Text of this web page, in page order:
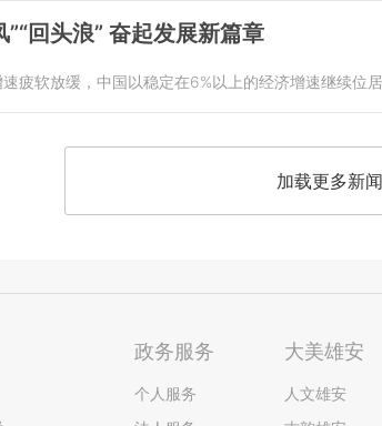
回头浪” 奋起发展新篇章
疲软放缓，中国以稳定在6%以上的经济增速继续位居
加载更多新闻
政务服务
个人服务
大美雄安
人文雄安